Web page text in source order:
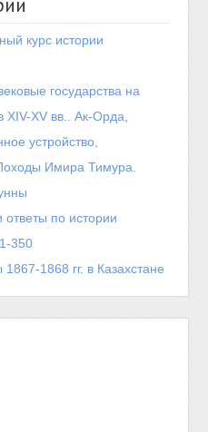
курс истории
государства на
XIV-XV вв.. Ак-Орда,
устройство,
Имира Тимура.
по истории
350
1868 гг. в Казахстане